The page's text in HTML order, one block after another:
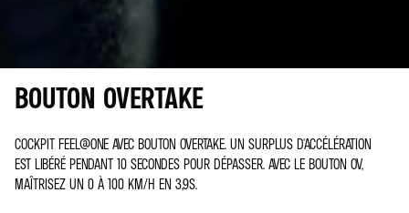
BOUTON OVERTAKE
COCKPIT FEEL@ONE AVEC BOUTON OVERTAKE. UN SURPLUS D'ACCÉLÉRATION
EST LIBÉRÉ PENDANT 10 SECONDES POUR DÉPASSER. AVEC LE BOUTON OV,
MAÎTRISEZ UN 0 À 100 KM/H EN 3,9S.